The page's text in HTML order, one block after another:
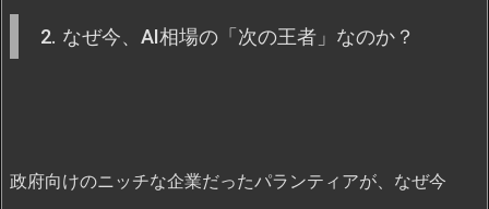
2. なぜ今、AI相場の「次の王者」なのか？
政府向けのニッチな企業だったパランティアが、なぜ今